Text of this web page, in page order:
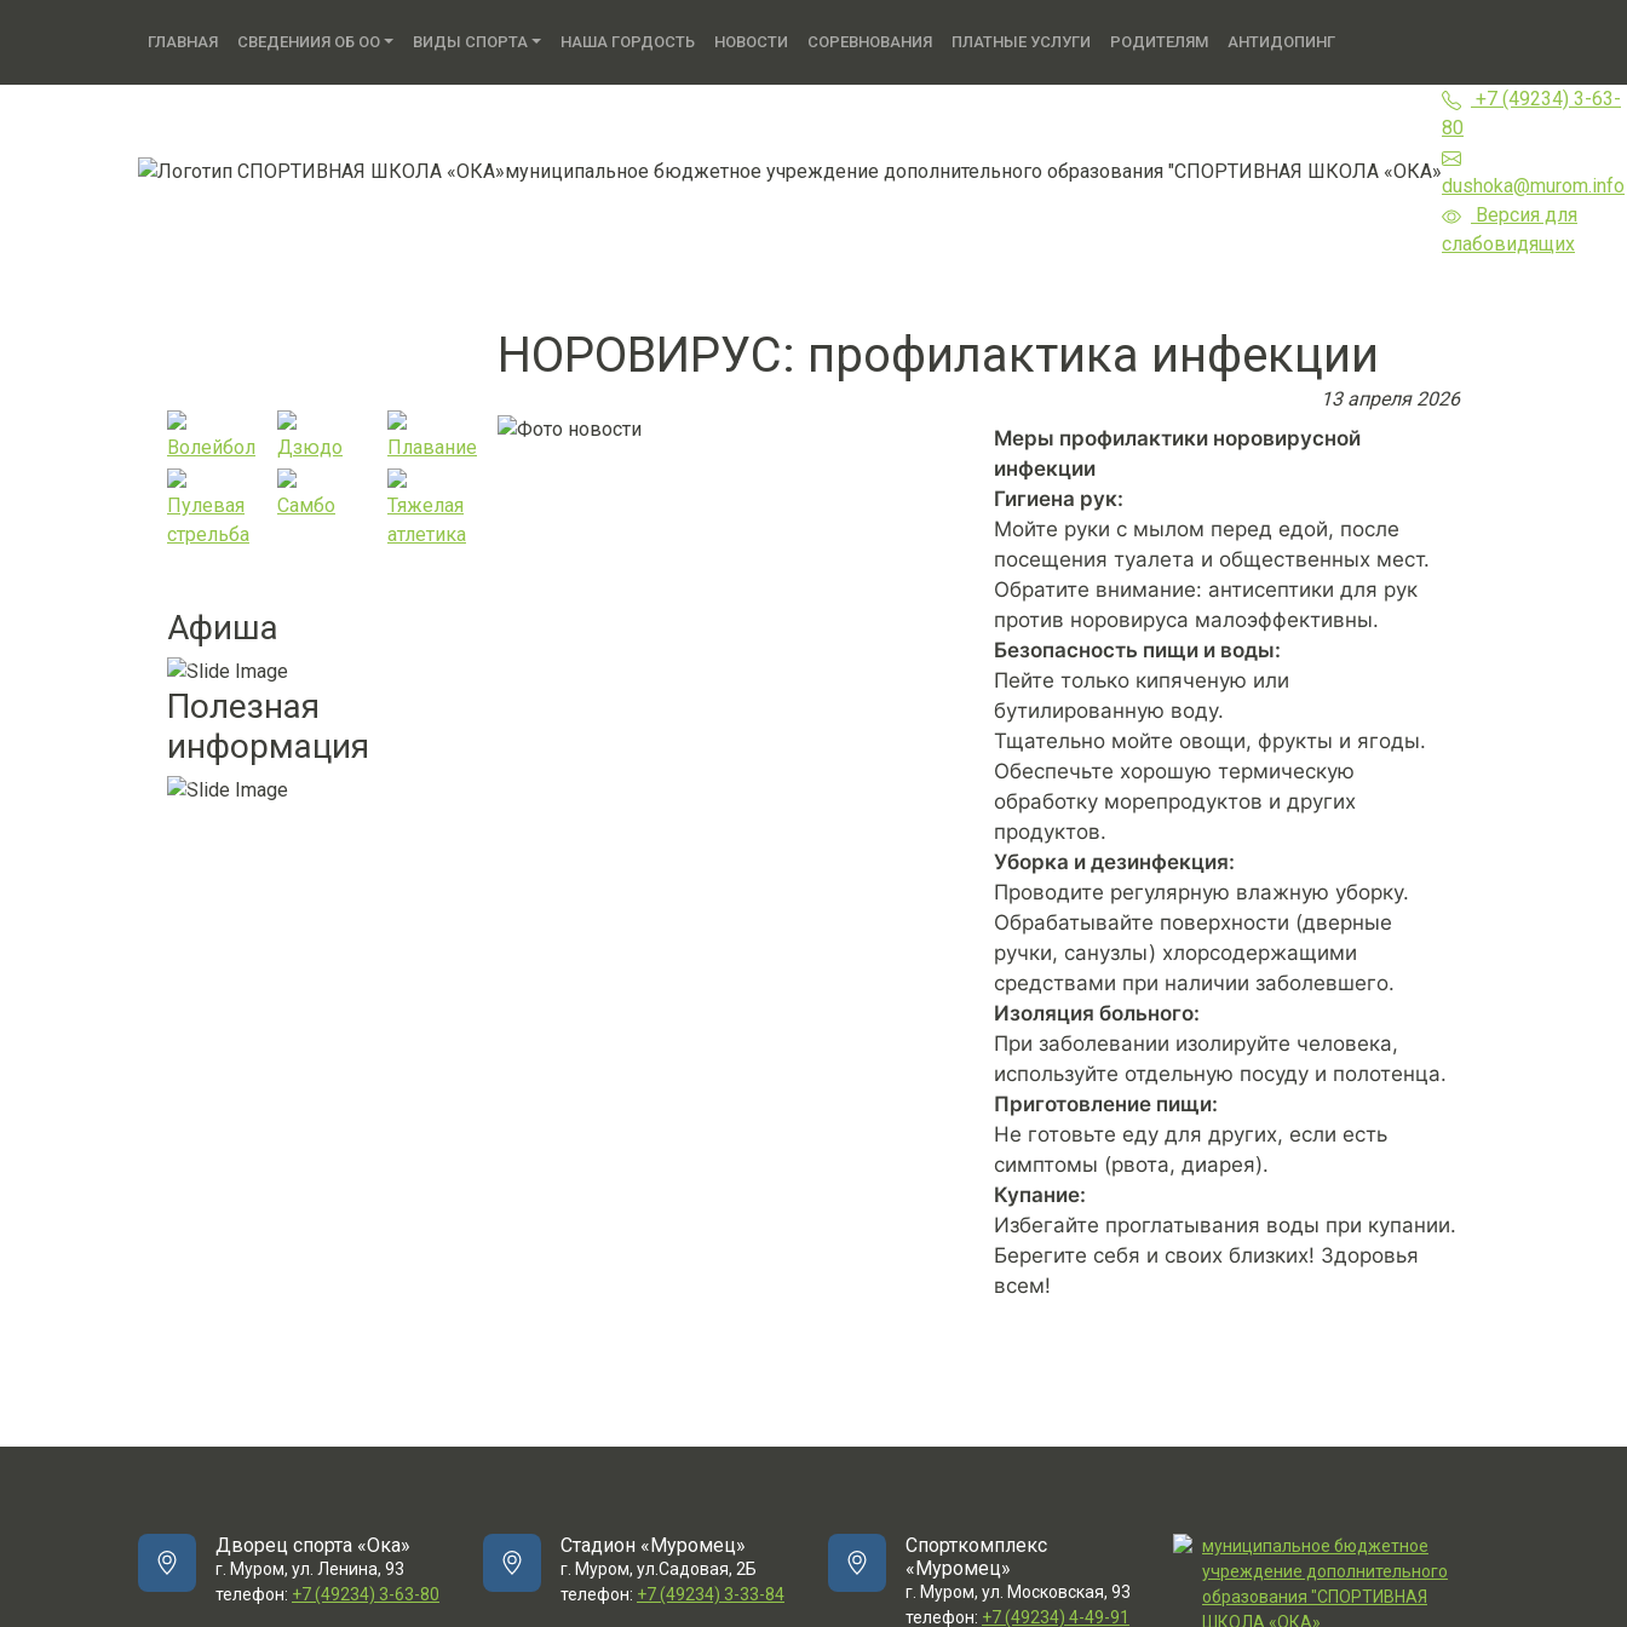
ГЛАВНАЯ СВЕДЕНИИЯ ОБ ОО ВИДЫ СПОРТА НАША ГОРДОСТЬ НОВОСТИ СОРЕВНОВАНИЯ ПЛАТНЫЕ УСЛУГИ РОДИТЕЛЯМ АНТИДОПИНГ
муниципальное бюджетное учреждение дополнительного образования "СПОРТИВНАЯ ШКОЛА «ОКА»
+7 (49234) 3-63-
80
dushoka@murom.info
Версия для
слабовидящих
Волейбол Дзюдо Плавание
Пулевая
стрельба
Самбо
Тяжелая
атлетика
Афиша
Previous
Полезная
информация
Previous
НОРОВИРУС: профилактика инфекции
13 апреля 2026
Меры профилактики норовирусной
инфекции
Гигиена рук:
Мойте руки с мылом перед едой, после
посещения туалета и общественных мест.
Обратите внимание: антисептики для рук
против норовируса малоэффективны.
Безопасность пищи и воды:
Пейте только кипяченую или
бутилированную воду.
Тщательно мойте овощи, фрукты и ягоды.
Обеспечьте хорошую термическую
обработку морепродуктов и других
продуктов.
Уборка и дезинфекция:
Проводите регулярную влажную уборку.
Обрабатывайте поверхности (дверные
ручки, санузлы) хлорсодержащими
средствами при наличии заболевшего.
Изоляция больного:
При заболевании изолируйте человека,
используйте отдельную посуду и полотенца.
Приготовление пищи:
Не готовьте еду для других, если есть
симптомы (рвота, диарея).
Купание:
Избегайте проглатывания воды при купании.
Берегите себя и своих близких! Здоровья
всем!
Дворец спорта «Ока»
г. Муром, ул. Ленина, 93
телефон: +7 (49234) 3-63-80
Стадион «Муромец»
г. Муром, ул.Садовая, 2Б
телефон: +7 (49234) 3-33-84
Спорткомплекс
«Муромец»
г. Муром, ул. Московская, 93
телефон: +7 (49234) 4-49-91
муниципальное бюджетное
учреждение дополнительного
образования "СПОРТИВНАЯ
ШКОЛА «ОКА»